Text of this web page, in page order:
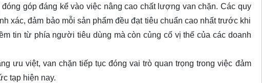
góp đáng kể vào việc nâng cao chất lượng van chặn. Các quy
xác, đảm bảo mỗi sản phẩm đều đạt tiêu chuẩn cao nhất trước khi
tin từ phía người tiêu dùng mà còn củng cố vị thế của các doanh
ưu việt, van chặn tiếp tục đóng vai trò quan trọng trong việc đảm
tạp hiện nay.